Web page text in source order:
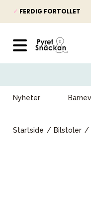
✓ FERDIG FORTOLLET
Nyheter
Startside Bilstoler